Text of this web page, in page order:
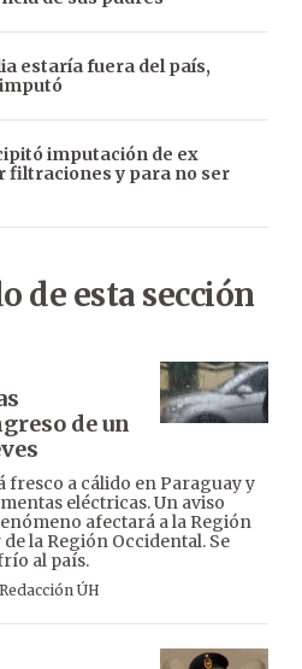
estaría fuera del país,
imputación de ex
filtraciones y para no ser
de esta sección
de un
fresco a cálido en Paraguay y
eléctricas. Un aviso
afectará a la Región
la Región Occidental. Se
al país.
Redacción ÚH